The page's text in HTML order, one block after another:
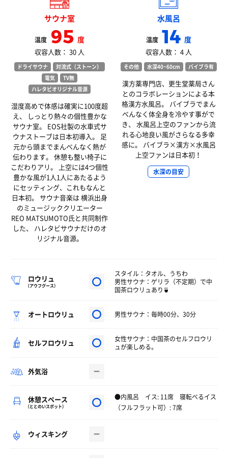
サウナ室
温度 95度
収容人数： 30 人
ドライサウナ
対流式（ストーン）
電気
TV無
ハレタビオリジナル音源
湿度高めで体感は確実に100度超
え、 しっとり熱々の個性豊かな
サウナ室。 EOS社製の水車式サ
ウナストーブは日本初導入。 足
元から頭までまんべんなく熱が
伝わります。 休憩も整い椅子に
こだわりアリ。 上空には4つ個性
豊かな風が1人1人にあたるよう
にセッティング、これもなんと
日本初。 サウナ音楽は 横浜出身
のミュージッククリエーター
REO MATSUMOTO氏と共同制作
した、 ハレタビサウナだけのオ
リジナル音源。
水風呂
温度14度
収容人数： 4 人
その他 水深40~60cm バイブラ有
漢方薬専門店、更生堂薬局さん
とのコラボレーションによる本
格漢方水風呂。 バイブラでまん
べんなく体全身を冷やす事がで
き、 水風呂上空のファンから流
れる心地良い風がさらなる多幸
感に。 バイブラ×漢方×水風呂
上空ファンは日本初！
水深の目安
ロウリュ
（アウフグース）
スタイル：タオル、うちわ
男性サウナ：ゲリラ（不定期）で中
国茶ロウリュあり🍵
オートロウリュ 男性サウナ：毎時00分、30分
セルフロウリュ
女性サウナ：中国茶のセルフロウリ
ュが楽しめる。
外気浴
休憩スペース
（ととのいスポット）
●内風呂 イス: 11席 寝転べるイス
（フルフラット可）: 7席
ウィスキング